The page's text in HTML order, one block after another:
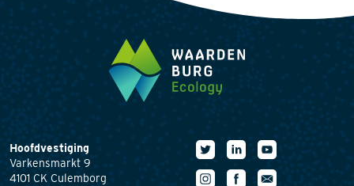
Hoofdvestiging
Varkensmarkt 9
4101 CK Culemborg